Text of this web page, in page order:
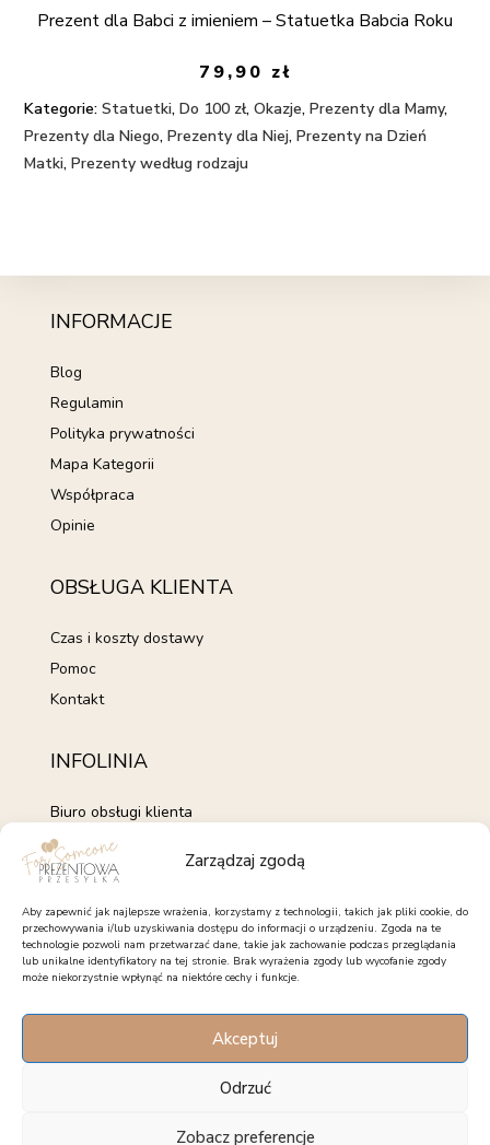
Zarządzaj zgodą
Aby zapewnić jak najlepsze wrażenia, korzystamy z technologii, takich jak pliki cookie, do
przechowywania i/lub uzyskiwania dostępu do informacji o urządzeniu. Zgoda na te
technologie pozwoli nam przetwarzać dane, takie jak zachowanie podczas przeglądania
lub unikalne identyfikatory na tej stronie. Brak wyrażenia zgody lub wycofanie zgody
może niekorzystnie wpłynąć na niektóre cechy i funkcje.
Akceptuj
Odrzuć
Zobacz preferencje
Prezent dla Babci z imieniem – Statuetka Babcia Roku
79,90 zł
Kategorie: Statuetki,Do 100 zł,Okazje,Prezenty dla Mamy,
Prezenty dla Niego,Prezenty dla Niej,Prezenty na Dzień
Matki,Prezenty według rodzaju
INFORMACJE
Blog
Regulamin
Polityka prywatności
Mapa Kategorii
Współpraca
Opinie
OBSŁUGA KLIENTA
Czas i koszty dostawy
Pomoc
Kontakt
INFOLINIA
Biuro obsługi klienta
+48 735 843 843
pon. - pt. 7:00 - 15:00
kontakt@forsomeone.pl